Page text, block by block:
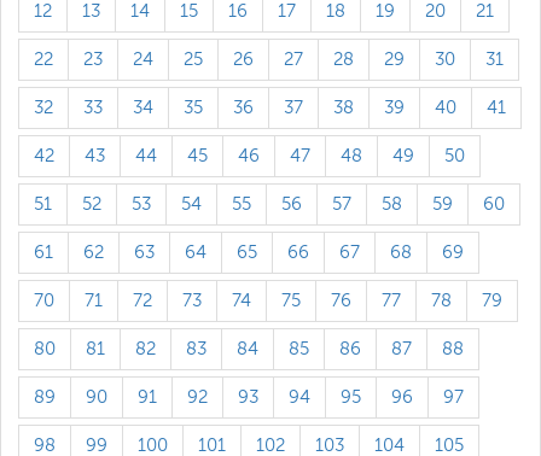
12 13 14 15 16 17 18 19 20 21
22 23 24 25 26 27 28 29 30 31
32 33 34 35 36 37 38 39 40 41
42 43 44 45 46 47 48 49 50
51 52 53 54 55 56 57 58 59 60
61 62 63 64 65 66 67 68 69
70 71 72 73 74 75 76 77 78 79
80 81 82 83 84 85 86 87 88
89 90 91 92 93 94 95 96 97
98 99 100 101 102 103 104 105